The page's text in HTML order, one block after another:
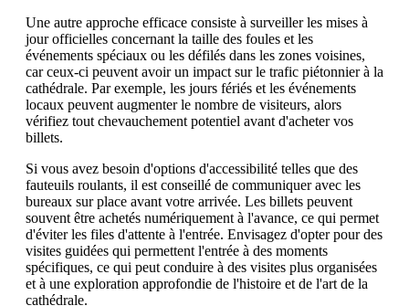
Une autre approche efficace consiste à surveiller les mises à
jour officielles concernant la taille des foules et les
événements spéciaux ou les défilés dans les zones voisines,
car ceux-ci peuvent avoir un impact sur le trafic piétonnier à la
cathédrale. Par exemple, les jours fériés et les événements
locaux peuvent augmenter le nombre de visiteurs, alors
vérifiez tout chevauchement potentiel avant d'acheter vos
billets.
Si vous avez besoin d'options d'accessibilité telles que des
fauteuils roulants, il est conseillé de communiquer avec les
bureaux sur place avant votre arrivée. Les billets peuvent
souvent être achetés numériquement à l'avance, ce qui permet
d'éviter les files d'attente à l'entrée. Envisagez d'opter pour des
visites guidées qui permettent l'entrée à des moments
spécifiques, ce qui peut conduire à des visites plus organisées
et à une exploration approfondie de l'histoire et de l'art de la
cathédrale.